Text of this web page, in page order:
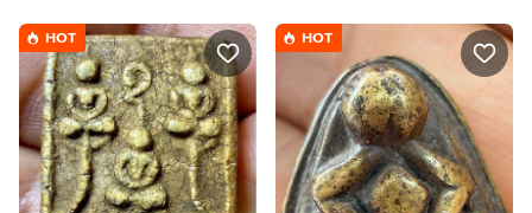
HOT HOT